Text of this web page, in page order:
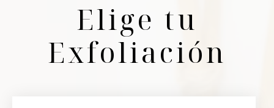
Elige tu
Exfoliación